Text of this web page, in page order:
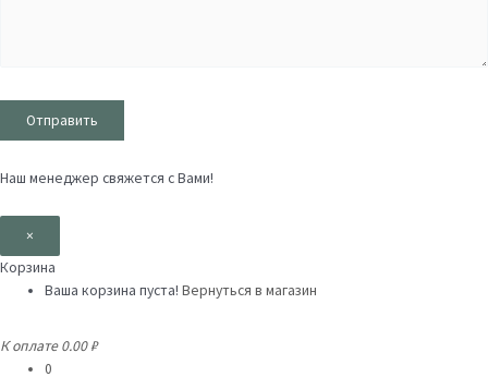
Наш менеджер свяжется с Вами!
×
Корзина
Ваша корзина пуста!Вернуться в магазин
К оплате0.00 ₽
0